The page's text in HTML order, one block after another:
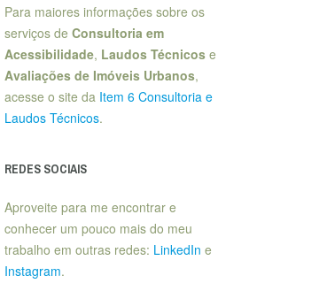
Para maiores informações sobre os
serviços de Consultoria em
Acessibilidade, Laudos Técnicose
Avaliações de Imóveis Urbanos,
acesse o site da Item 6 Consultoria e
Laudos Técnicos.
REDES SOCIAIS
Aproveite para me encontrar e
conhecer um pouco mais do meu
trabalho em outras redes: LinkedIn e
Instagram.